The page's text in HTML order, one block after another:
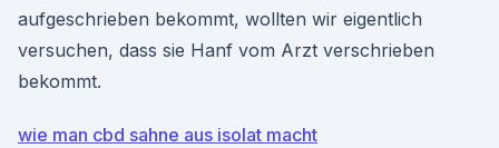
aufgeschrieben bekommt, wollten wir eigentlich
versuchen, dass sie Hanf vom Arzt verschrieben
bekommt.
wie man cbd sahne aus isolat macht